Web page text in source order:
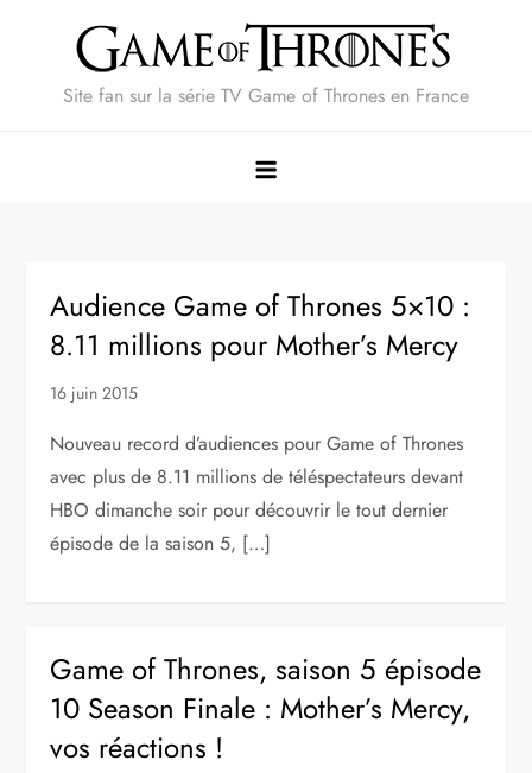
Site fan sur la série TV Game of Thrones en France
Audience Game of Thrones 5×10 :
8.11 millions pour Mother’s Mercy
16 juin 2015
Nouveau record d’audiences pour Game of Thrones
avec plus de 8.11 millions de téléspectateurs devant
HBO dimanche soir pour découvrir le tout dernier
épisode de la saison 5, […]
Game of Thrones, saison 5 épisode
10 Season Finale : Mother’s Mercy,
vos réactions !